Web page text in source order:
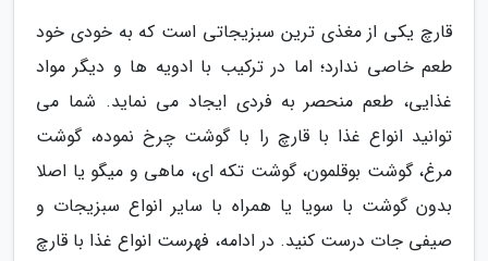
قارچ یکی از مغذی ترین سبزیجاتی است که به خودی خود
طعم خاصی ندارد؛ اما در ترکیب با ادویه ها و دیگر مواد
غذایی، طعم منحصر به فردی ایجاد می نماید. شما می
توانید انواع غذا با قارچ را با گوشت چرخ نموده، گوشت
مرغ، گوشت بوقلمون، گوشت تکه ای، ماهی و میگو یا اصلا
بدون گوشت با سویا یا همراه با سایر انواع سبزیجات و
صیفی جات درست کنید. در ادامه، فهرست انواع غذا با قارچ